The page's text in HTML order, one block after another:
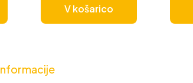
V košarico